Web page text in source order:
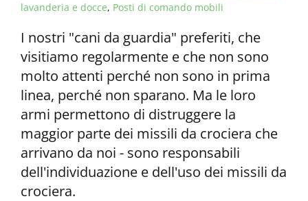
lavanderia e docce, Posti di comando mobili
I nostri "cani da guardia" preferiti, che
visitiamo regolarmente e che non sono
molto attenti perché non sono in prima
linea, perché non sparano. Ma le loro
armi permettono di distruggere la
maggior parte dei missili da crociera che
arrivano da noi - sono responsabili
dell'individuazione e dell'uso dei missili da
crociera.